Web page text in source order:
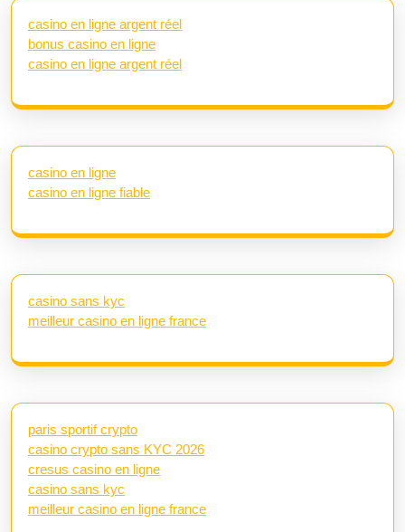
casino en ligne argent réel
bonus casino en ligne
casino en ligne argent réel
casino en ligne
casino en ligne fiable
casino sans kyc
meilleur casino en ligne france
paris sportif crypto
casino crypto sans KYC 2026
cresus casino en ligne
casino sans kyc
meilleur casino en ligne france